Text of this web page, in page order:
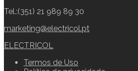
Tel.:(351) 21 989 89 30
marketing@electricol.pt
ELECTRICOL
Termos de Uso